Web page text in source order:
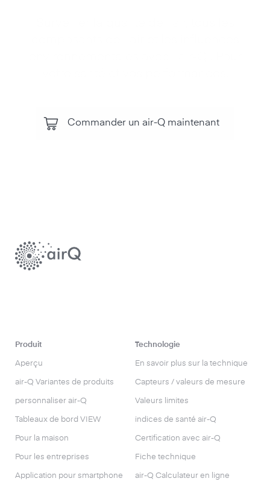
Commander un air-Q maintenant
Produit
Aperçu
air-Q Variantes de produits
personnaliser air-Q
Tableaux de bord VIEW
Pour la maison
Pour les entreprises
Application pour smartphone
Technologie
En savoir plus sur la technique
Capteurs / valeurs de mesure
Valeurs limites
indices de santé air-Q
Certification avec air-Q
Fiche technique
air-Q Calculateur en ligne